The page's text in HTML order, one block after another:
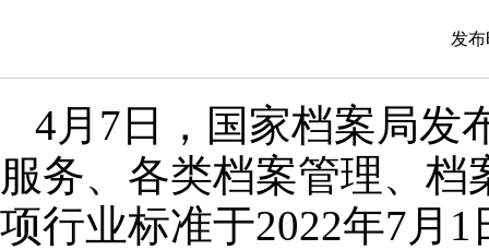
发布
4月7日，国家档案局发
服务、各类档案管理、
项行业标准于2022年7月